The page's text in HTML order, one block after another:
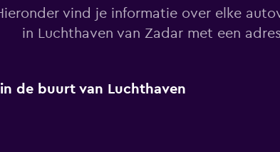
vind je informatie over elke
in Luchthaven van Zadar met een
de buurt van Luchthaven